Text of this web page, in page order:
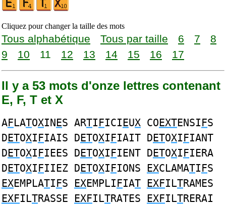
Cliquez pour changer la taille des mots
Tous alphabétique Tous par taille 6 7
8
9
10 11 12 13 14 15 16 17
Il y a 53 mots d'onze lettres contenant
E, F, T et X
AFLATOXINES ARTIFICIEUX COEXTENSIFS
DETOXIFIAIS DETOXIFIAIT DETOXIFIANT
DETOXIFIEES DETOXIFIENT DETOXIFIERA
DETOXIFIIEZ DETOXIFIONS EXCLAMATIFS
EXEMPLATIFS EXEMPLIFIAT EXFILTRAMES
EXFILTRASSE EXFILTRATES EXFILTRERAI